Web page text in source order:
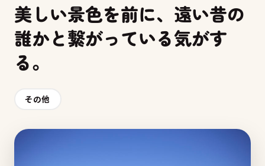
ACCESS
美しい景色を前に、遠い昔の
誰かと繋がっている気がす
る。
その他